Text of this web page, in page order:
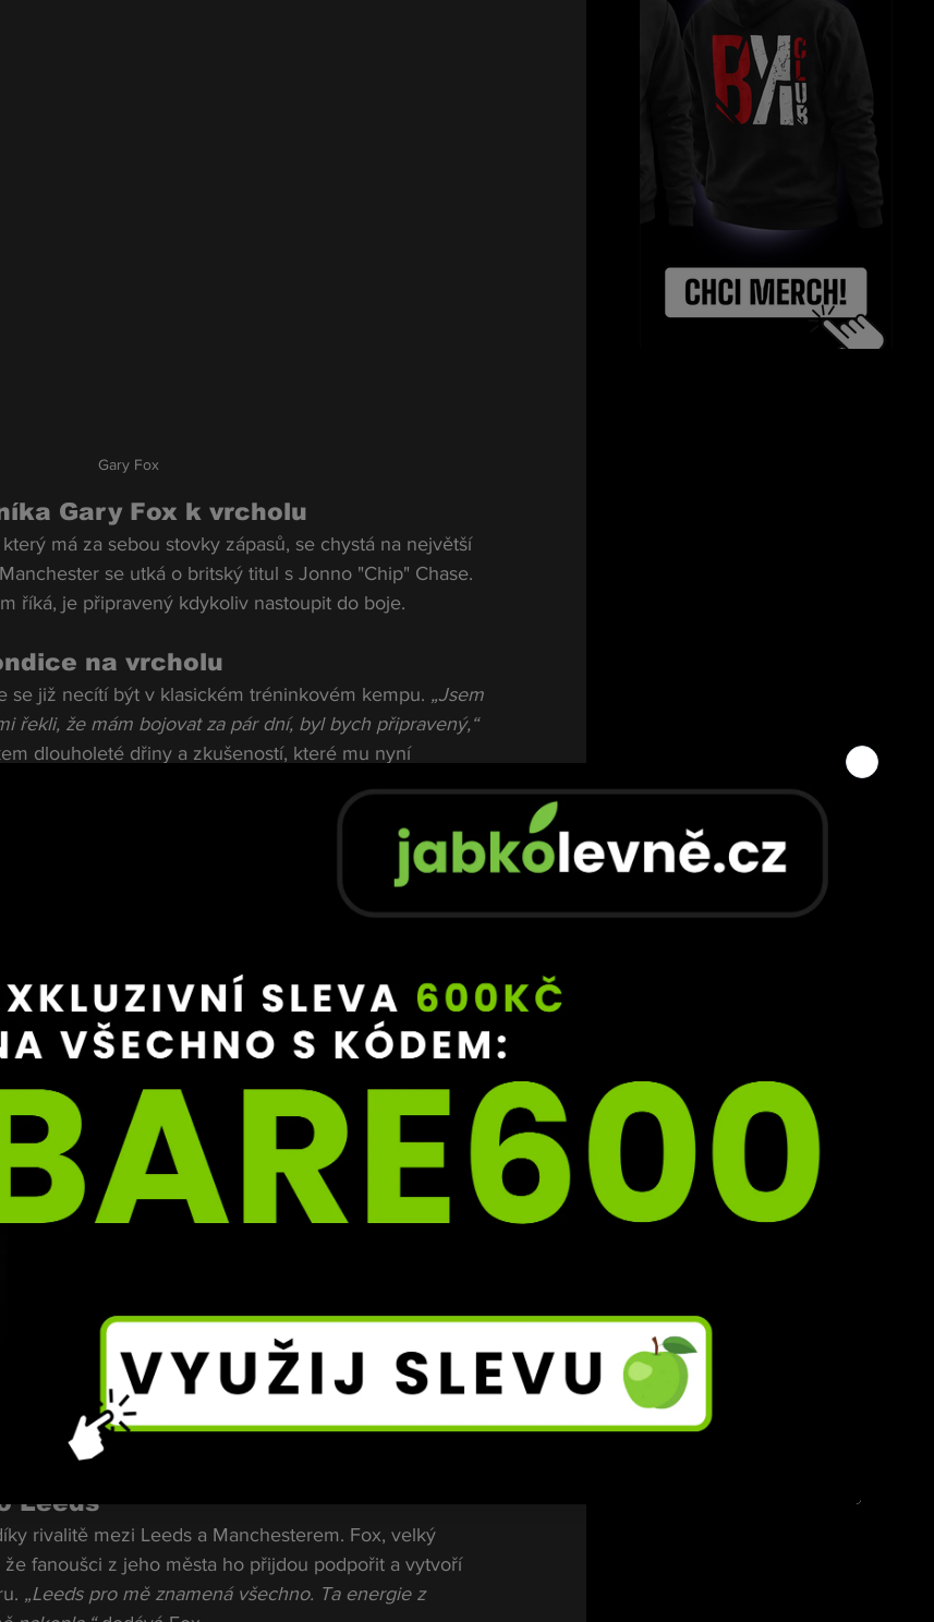
Gary Fox
Gary Fox k vrcholu
má za sebou stovky zápasů, se chystá na největší
se utká o britský titul s Jonno "Chip" Chase.
říká, je připravený kdykoliv nastoupit do boje.
na vrcholu
se již necítí být v klasickém tréninkovém kempu. „Jsem
řekli, že mám bojovat za pár dní, byl bych připravený,“
dlouholeté dřiny a zkušeností, které mu nyní
ale žádné slitování
Chasem je podle Foxe respektující, ale v ringu
žádné kamarádství. Oba se těšíme na zápas. On si myslí,
to, co chci – soupeře, který má zdravé sebevědomí,“
blazing" styl
přístup, kdy jde přímo na věc.
„To je přesně ten
řadu soupeřů, kteří na mě šli s podobnou taktikou, a
popisuje Fox s úsměvem.
dravost
bilanci a své soupeře poráží v prvních kolech,
klíčové.
věřím, že fyzicky i psychicky vydržím déle,“
Jít až na dno
I když v minulosti prohrál, nikdy se nevzdal. „Seděl
už bylo jasné, že zápas ztrácím. Půjdu až do konce,
říká odhodlaně.
Leeds
rivalitě mezi Leeds a Manchesterem. Fox, velký
fanoušci z jeho města ho přijdou podpořit a vytvoří
„Leeds pro mě znamená všechno. Ta energie z